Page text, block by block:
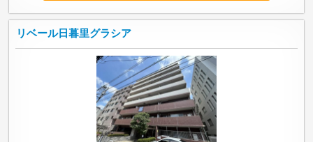
リベール日暮里グラシア